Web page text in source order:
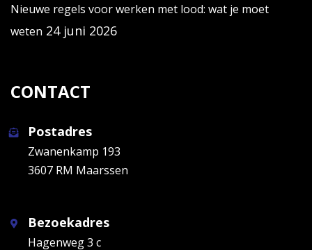
Nieuwe regels voor werken met lood: wat je moet
weten 24 juni 2026
CONTACT
Postadres
Zwanenkamp 193
3607 RM Maarssen
Bezoekadres
Hagenweg 3 c